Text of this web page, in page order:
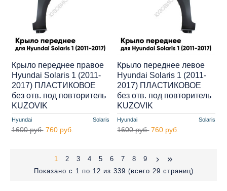
Hyundai Solaris
Крыло переднее правое
Hyundai Solaris 1 (2011-
2017) ПЛАСТИКОВОЕ
без отв. под повторитель
KUZOVIK
1600 руб. 760 руб.
Hyundai Solaris
Крыло переднее левое
Hyundai Solaris 1 (2011-
2017) ПЛАСТИКОВОЕ
без отв. под повторитель
KUZOVIK
1600 руб. 760 руб.
1 2 3 4 5 6 7 8
9
Показано с 1 по 12 из 339 (всего 29 страниц)